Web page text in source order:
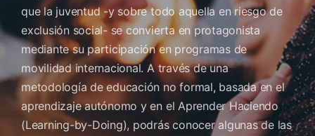
que la juventud -y sobre todo aquella en riesgo de
exclusión social- se convierta en protagonista
mediante su participación en programas de
movilidad internacional. A través de una
metodología de educación no formal, basada en el
aprendizaje autónomo y en el Aprender Haciendo
(Learning-by-Doing), podrás conocer algunas de las